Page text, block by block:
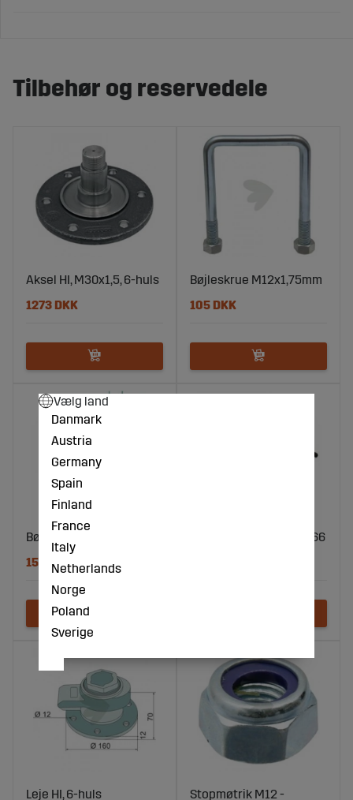
Tilbehør og reservedele
Aksel HI, M30x1,5, 6-huls
1273 DKK
Bøjleskrue M12x1,75mm
105 DKK
Bøjleskrue M16x135 mm
159 DKK
Klemmeplade - 4594566
Leje HI, 6-huls Stopmøtrik M12 -
Vælg land
Danmark
Austria
Germany
Spain
Finland
France
Italy
Netherlands
Norge
Poland
Sverige